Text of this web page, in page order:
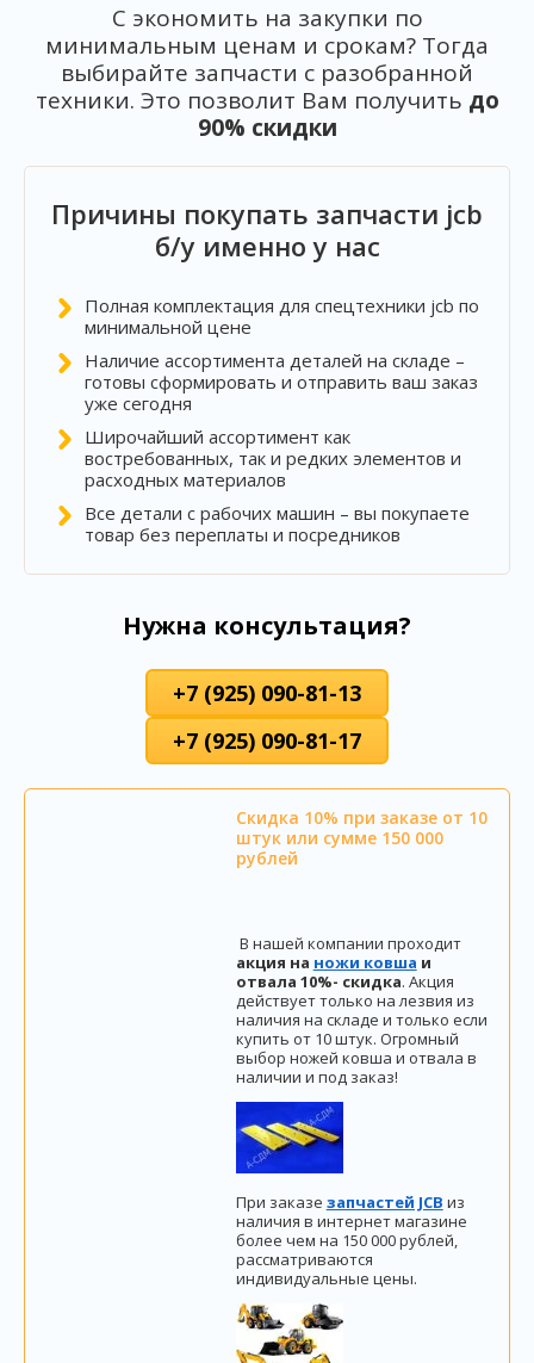
С экономить на закупки по
минимальным ценам и срокам? Тогда
выбирайте запчасти с разобранной
техники. Это позволит Вам получить до
90% скидки
Причины покупать запчасти jcb
б/у именно у нас
Полная комплектация для спецтехники jcb по
минимальной цене
Наличие ассортимента деталей на складе –
готовы сформировать и отправить ваш заказ
уже сегодня
Широчайший ассортимент как
востребованных, так и редких элементов и
расходных материалов
Все детали с рабочих машин – вы покупаете
товар без переплаты и посредников
Нужна консультация?
+7 (925) 090-81-13
+7 (925) 090-81-17
Скидка 10% при заказе от 10
штук или сумме 150 000
рублей
В нашей компании проходит
акция на ножи ковша и
отвала 10%- скидка. Акция
действует только на лезвия из
наличия на складе и только если
купить от 10 штук. Огромный
выбор ножей ковша и отвала в
наличии и под заказ!
При заказе запчастей JCB из
наличия в интернет магазине
более чем на 150 000 рублей,
рассматриваются
индивидуальные цены.